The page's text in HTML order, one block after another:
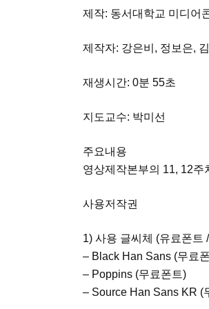
제작: 동서대학교 미디어
제작자: 강은비, 정보은,
재생시간: 0분 55초
지도교수: 박미선
주요내용
영상제작본부의 11, 12주
사용저작권
1) 사용 글씨체 (유료폰트
– Black Han Sans (무료
– Poppins (무료폰트)
– Source Han Sans KR (